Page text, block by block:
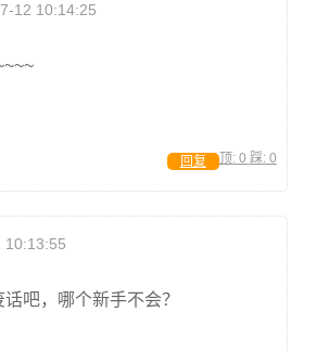
12 10:14:25
顶: 0 踩: 0
回复
10:13:55
吧，哪个新手不会？